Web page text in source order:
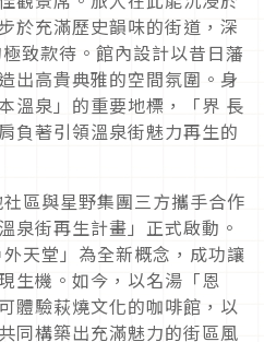
於充滿歷史韻味的街道，深
致款待。館內設計以昔日藩
出高貴典雅的空間氛圍。身
溫泉」的重要地標，「界 長
負著引領溫泉街魅力再生的
區與星野集團三方攜手合作
泉街再生計畫」正式啟動。
天堂」為全新概念，成功讓
生機。如今，以名湯「恩
體驗萩燒文化的咖啡館，以
同構築出充滿魅力的街區風